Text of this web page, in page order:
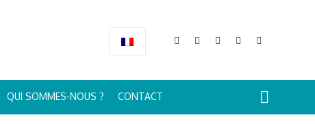
QUI SOMMES-NOUS ? CONTACT